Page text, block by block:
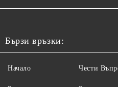
Бързи връзки:
Начало Чести